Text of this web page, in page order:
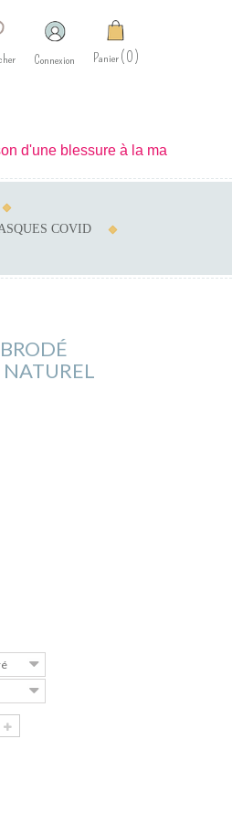
Panier 0
Connexion
COVID
blessure à la main je ne peux
NATUREL